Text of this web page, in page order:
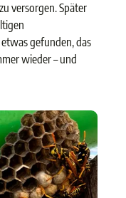
versorgen. Später
gefunden, das
wieder – und